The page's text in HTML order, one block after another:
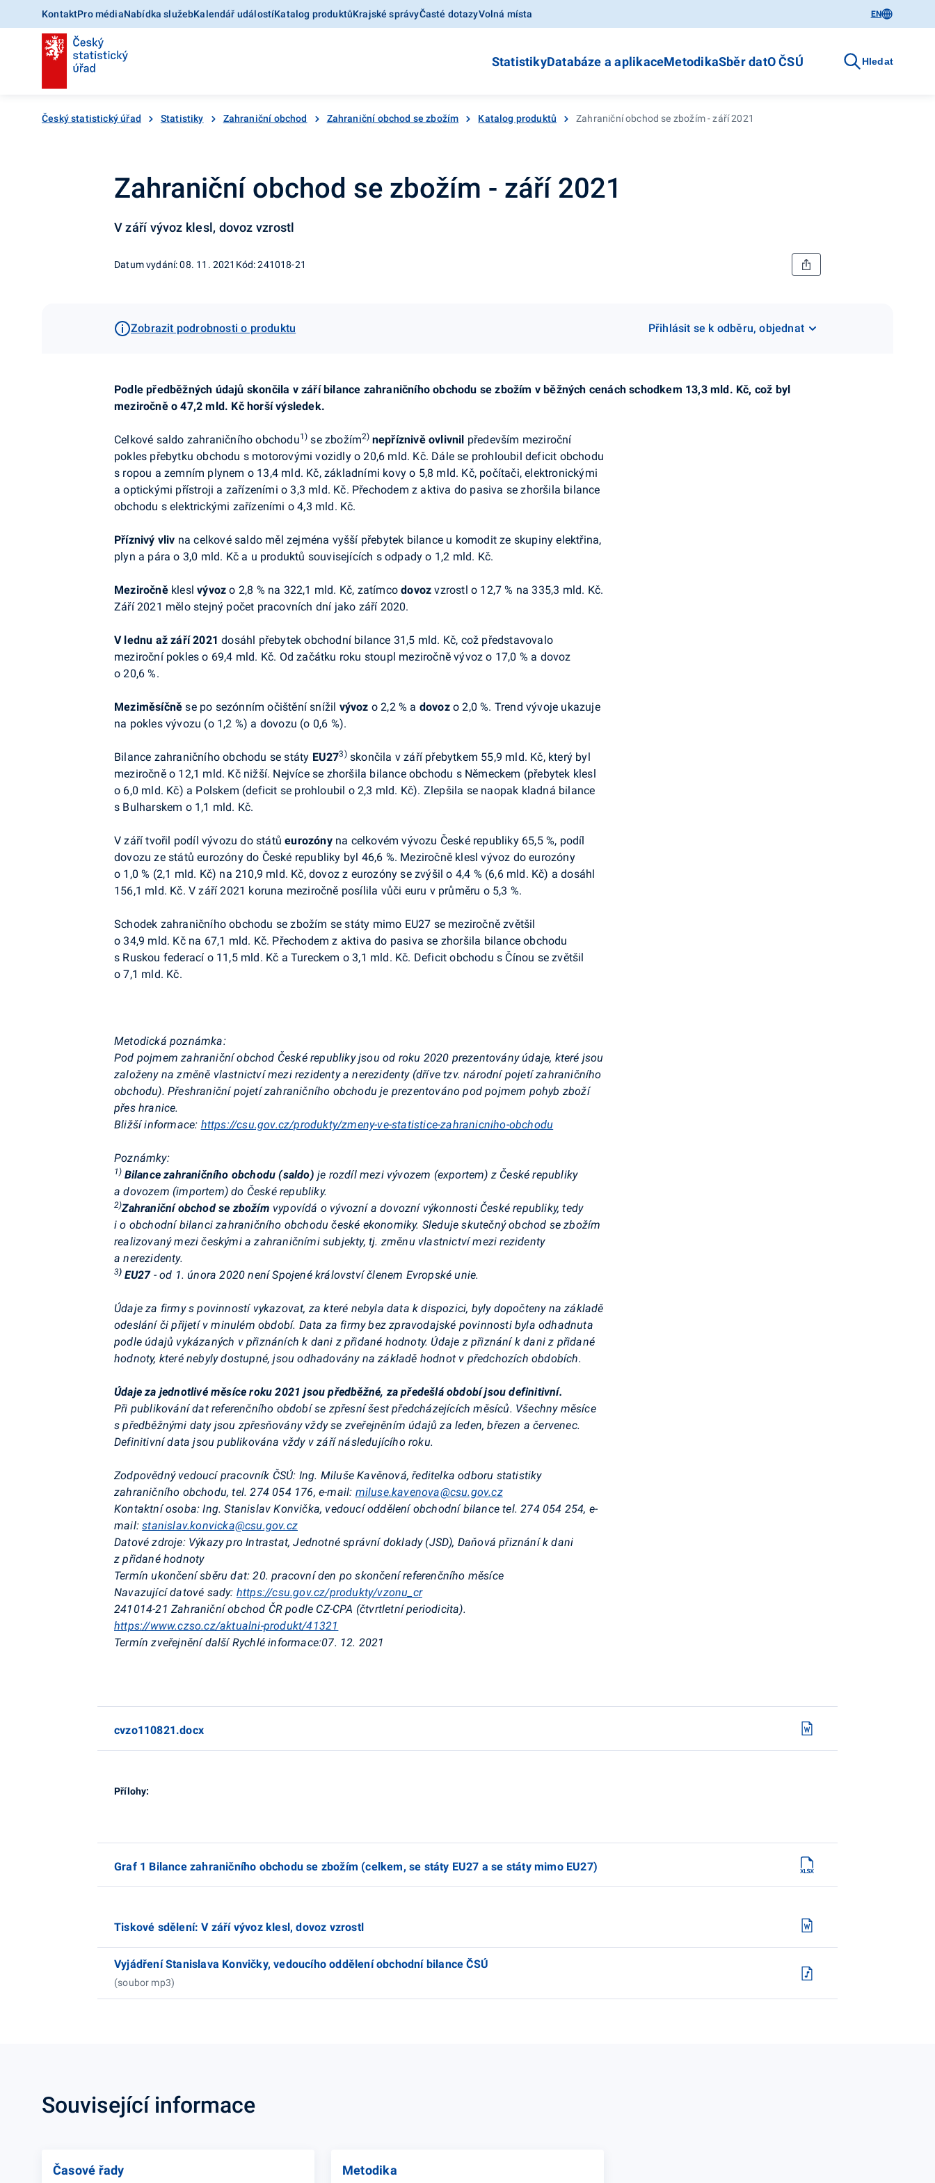
KontaktPro médiaNabídka služebKalendář událostíKatalog produktůKrajské správyČasté dotazyVolná místa EN
StatistikyDatabáze a aplikaceMetodikaSběr datO ČSÚ Hledat
Český statistický úřad Statistiky Zahraniční obchod Zahraniční obchod se zbožím Katalog produktů Zahraniční obchod se zbožím - září 2021
Zahraniční obchod se zbožím - září 2021
V září vývoz klesl, dovoz vzrostl
Datum vydání: 08. 11. 2021 Kód: 241018-21
Zobrazit podrobnosti o produktu Přihlásit se k odběru, objednat
Podle předběžných údajů skončila v září bilance zahraničního obchodu se zbožím v běžných cenách schodkem 13,3 mld. Kč, což byl
meziročně o 47,2 mld. Kč horší výsledek.
Celkové saldo zahraničního obchodu1) se zbožím2) nepříznivě ovlivnil především meziroční
pokles přebytku obchodu s motorovými vozidly o 20,6 mld. Kč. Dále se prohloubil deficit obchodu
s ropou a zemním plynem o 13,4 mld. Kč, základními kovy o 5,8 mld. Kč, počítači, elektronickými
a optickými přístroji a zařízeními o 3,3 mld. Kč. Přechodem z aktiva do pasiva se zhoršila bilance
obchodu s elektrickými zařízeními o 4,3 mld. Kč.
Příznivý vliv na celkové saldo měl zejména vyšší přebytek bilance u komodit ze skupiny elektřina,
plyn a pára o 3,0 mld. Kč a u produktů souvisejících s odpady o 1,2 mld. Kč.
Meziročněkleslvývoz o 2,8 % na 322,1 mld. Kč, zatímcodovoz vzrostl o 12,7 % na 335,3 mld. Kč.
Září 2021 mělo stejný počet pracovních dní jako září 2020.
V lednu až září 2021 dosáhl přebytek obchodní bilance 31,5 mld. Kč, což představovalo
meziroční pokles o 69,4 mld. Kč. Od začátku roku stoupl meziročně vývoz o 17,0 % a dovoz
o 20,6 %.
Meziměsíčně se po sezónním očištění snížil vývoz o 2,2 % a dovozo 2,0 %. Trend vývoje ukazuje
na pokles vývozu (o 1,2 %) a dovozu (o 0,6 %).
Bilance zahraničního obchodu se státy EU273)skončila v září přebytkem 55,9 mld. Kč, který byl
meziročně o 12,1 mld. Kč nižší. Nejvíce se zhoršila bilance obchodu s Německem (přebytek klesl
o 6,0 mld. Kč) a Polskem (deficit se prohloubil o 2,3 mld. Kč). Zlepšila se naopak kladná bilance
s Bulharskem o 1,1 mld. Kč.
V září tvořil podíl vývozu do státůeurozónyna celkovém vývozu České republiky 65,5 %, podíl
dovozu ze států eurozóny do České republiky byl 46,6 %. Meziročně klesl vývoz do eurozóny
o 1,0 % (2,1 mld. Kč) na 210,9 mld. Kč, dovoz z eurozóny se zvýšil o 4,4 % (6,6 mld. Kč) a dosáhl
156,1 mld. Kč. V září 2021 koruna meziročně posílila vůči euru v průměru o 5,3 %.
Schodek zahraničního obchodu se zbožím se státy mimo EU27 se meziročně zvětšil
o 34,9 mld. Kč na 67,1 mld. Kč. Přechodem z aktiva do pasiva se zhoršila bilance obchodu
s Ruskou federací o 11,5 mld. Kč a Tureckem o 3,1 mld. Kč. Deficit obchodu s Čínou se zvětšil
o 7,1 mld. Kč.
Metodická poznámka:
Pod pojmem zahraniční obchod České republiky jsou od roku 2020 prezentovány údaje, které jsou
založeny na změně vlastnictví mezi rezidenty a nerezidenty (dříve tzv. národní pojetí zahraničního
obchodu). Přeshraniční pojetí zahraničního obchodu je prezentováno pod pojmem pohyb zboží
přes hranice.
Bližší informace: https://csu.gov.cz/produkty/zmeny-ve-statistice-zahranicniho-obchodu
Poznámky:
1) Bilance zahraničního obchodu (saldo) je rozdíl mezi vývozem (exportem) z České republiky
a dovozem (importem) do České republiky.
2)Zahraniční obchod se zbožím vypovídá o vývozní a dovozní výkonnosti České republiky, tedy
i o obchodní bilanci zahraničního obchodu české ekonomiky. Sleduje skutečný obchod se zbožím
realizovaný mezi českými a zahraničními subjekty, tj. změnu vlastnictví mezi rezidenty
a nerezidenty.
3) EU27- od 1. února 2020 není Spojené království členem Evropské unie.
Údaje za firmy s povinností vykazovat, za které nebyla data k dispozici, byly dopočteny na základě
odeslání či přijetí v minulém období. Data za firmy bez zpravodajské povinnosti byla odhadnuta
podle údajů vykázaných v přiznáních k dani z přidané hodnoty. Údaje z přiznání k dani z přidané
hodnoty, které nebyly dostupné, jsou odhadovány na základě hodnot v předchozích obdobích.
Údaje za jednotlivé měsíce roku 2021 jsou předběžné, za předešlá období jsou definitivní.
Při publikování dat referenčního období se zpřesní šest předcházejících měsíců. Všechny měsíce
s předběžnými daty jsou zpřesňovány vždy se zveřejněním údajů za leden, březen a červenec.
Definitivní data jsou publikována vždy v září následujícího roku.
Zodpovědný vedoucí pracovník ČSÚ: Ing. Miluše Kavěnová, ředitelka odboru statistiky
zahraničního obchodu, tel. 274 054 176, e-mail: miluse.kavenova@csu.gov.cz
Kontaktní osoba: Ing. Stanislav Konvička, vedoucí oddělení obchodní bilance tel. 274 054 254, e-
mail:stanislav.konvicka@csu.gov.cz
Datové zdroje: Výkazy pro Intrastat, Jednotné správní doklady (JSD), Daňová přiznání k dani
z přidané hodnoty
Termín ukončení sběru dat: 20. pracovní den po skončení referenčního měsíce
Navazující datové sady: https://csu.gov.cz/produkty/vzonu_cr
241014-21 Zahraniční obchod ČRpodle CZ-CPA (čtvrtletní periodicita).
https://www.czso.cz/aktualni-produkt/41321
Termín zveřejnění další Rychlé informace:07. 12. 2021
cvzo110821.docx
Přílohy:
Graf 1 Bilance zahraničního obchodu se zbožím (celkem, se státy EU27 a se státy mimo EU27)
Tiskové sdělení: V září vývoz klesl, dovoz vzrostl
Vyjádření Stanislava Konvičky, vedoucího oddělení obchodní bilance ČSÚ
(soubor mp3)
Související informace
Časové řady Metodika